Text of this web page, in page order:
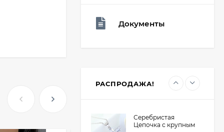
Документы
РАСПРОДАЖА!
Серебристая
Цепочка с крупным